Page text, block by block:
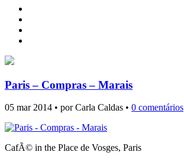
Paris – Compras – Marais
05 mar 2014 • por Carla Caldas • 0 comentários
CafÃ© in the Place de Vosges, Paris